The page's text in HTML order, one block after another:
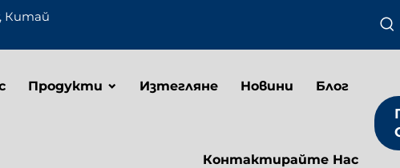
Китай
Продукти Изтегляне Новини Блог
Контактирайте Нас